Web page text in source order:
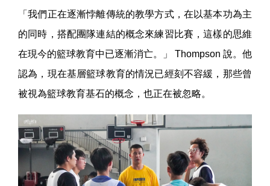
「我們正在逐漸悖離傳統的教學方式，在以基本功為主
的同時，搭配團隊連結的概念來練習比賽，這樣的思維
在現今的籃球教育中已逐漸消亡。」 Thompson 說。他
認為，現在基層籃球教育的情況已經刻不容緩，那些曾
被視為籃球教育基石的概念，也正在被忽略。